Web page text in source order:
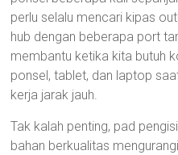
perlu selalu mencari kipas
hub dengan beberapa port
membantu ketika kita butuh
ponsel, tablet, dan laptop
kerja jarak jauh.
Tak kalah penting, pad
bahan berkualitas